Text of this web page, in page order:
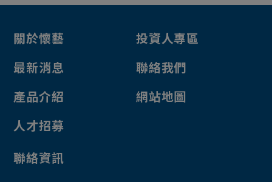
彩票機 彩票
PCB固定柱
遊戲機按鍵
喇叭網
車輪
關於懷藝
最新消息
產品介紹
人才招募
投資人專區
聯絡我們
網站地圖
聯絡資訊